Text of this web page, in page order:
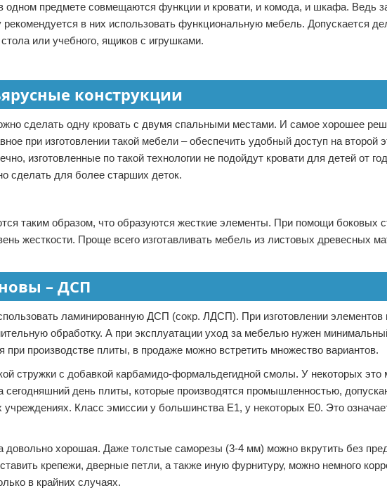
одном предмете совмещаются функции и кровати, и комода, и шкафа. Ведь
в них использовать функциональную мебель. Допускается
или учебного, ящиков с игрушками.
конструкции
сделать одну кровать с двумя спальными местами. И самое хорошее
при изготовлении такой мебели – обеспечить удобный доступ на второй
изготовленные по такой технологии не подойдут кровати для детей от
сделать для более старших деток.
таким образом, что образуются жесткие элементы. При помощи боковых
жесткости. Проще всего изготавливать мебель из листовых древесных
– ДСП
ламинированную ДСП (сокр. ЛДСП). При изготовлении элементов
обработку. А при эксплуатации уход за мебелью нужен
при производстве плиты, в продаже можно встретить множество вариантов.
стружки с добавкой карбамидо-формальдегидной смолы. У некоторых это
сегодняшний день плиты, которые производятся промышленностью,
Класс эмиссии у большинства Е1, у некоторых Е0. Это
довольно хорошая. Даже толстые саморезы (3-4 мм) можно вкрутить без
крепежи, дверные петли, а также иную фурнитуру, можно немного
в крайних случаях.